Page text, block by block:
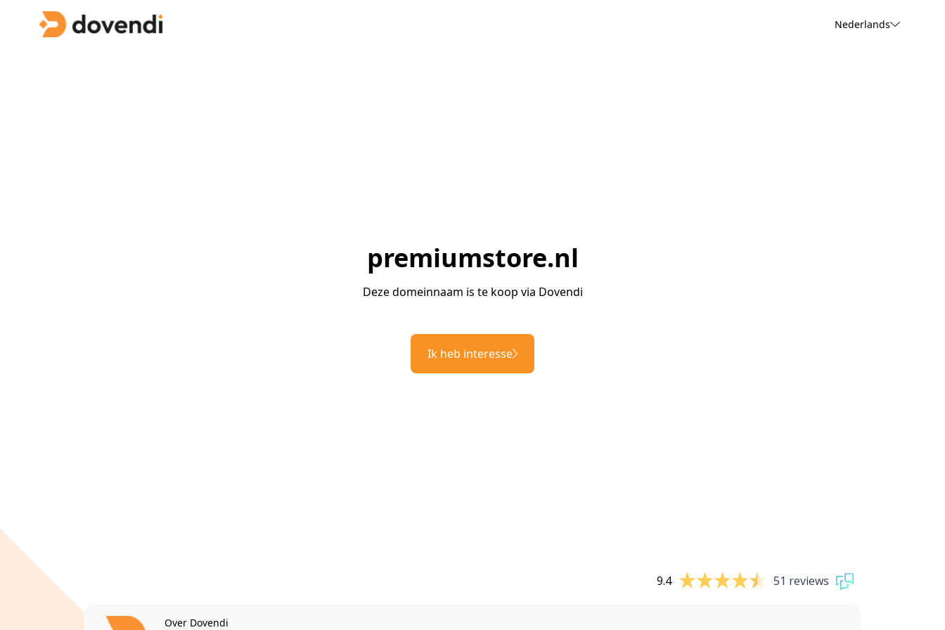
Nederlands
premiumstore.nl
Deze domeinnaam is te koop via Dovendi
Ik heb interesse
9.4 51 reviews
Over Dovendi